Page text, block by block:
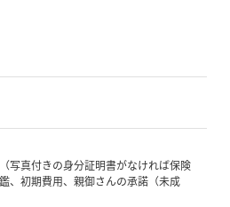
写真付きの身分証明書がなければ保険
、初期費用、親御さんの承諾（未成